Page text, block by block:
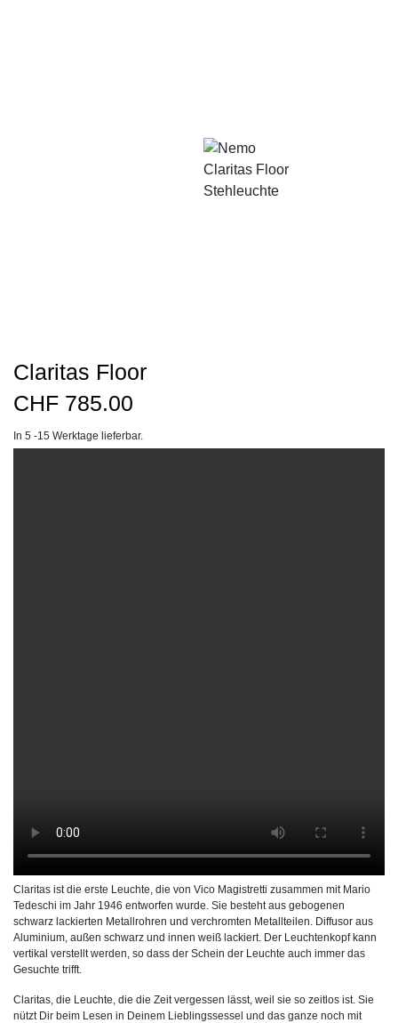
Claritas Floor
CHF 785.00
In 5 -15 Werktage lieferbar.
Claritas ist die erste Leuchte, die von Vico Magistretti zusammen mit Mario
Tedeschi im Jahr 1946 entworfen wurde. Sie besteht aus gebogenen
schwarz lackierten Metallrohren und verchromten Metallteilen. Diffusor aus
Aluminium, außen schwarz und innen weiß lackiert. Der Leuchtenkopf kann
vertikal verstellt werden, so dass der Schein der Leuchte auch immer das
Gesuchte trifft.
Claritas, die Leuchte, die die Zeit vergessen lässt, weil sie so zeitlos ist. Sie
nützt Dir beim Lesen in Deinem Lieblingssessel und das ganze noch mit